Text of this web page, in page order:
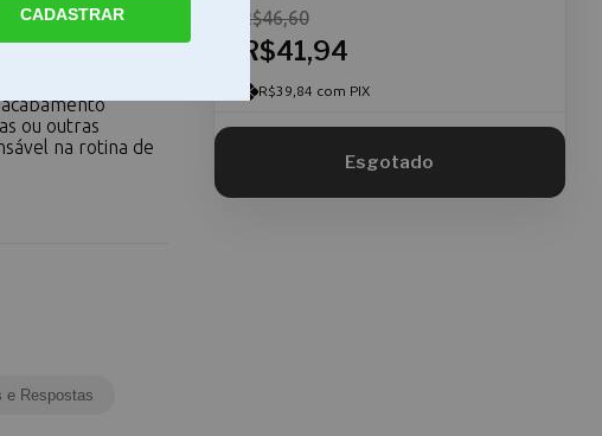
Mineral
quem trabalha
ou outras
na rotina de
R$41,94
R$46,60
R$39,84 com PIX
e Respostas
CADASTRAR